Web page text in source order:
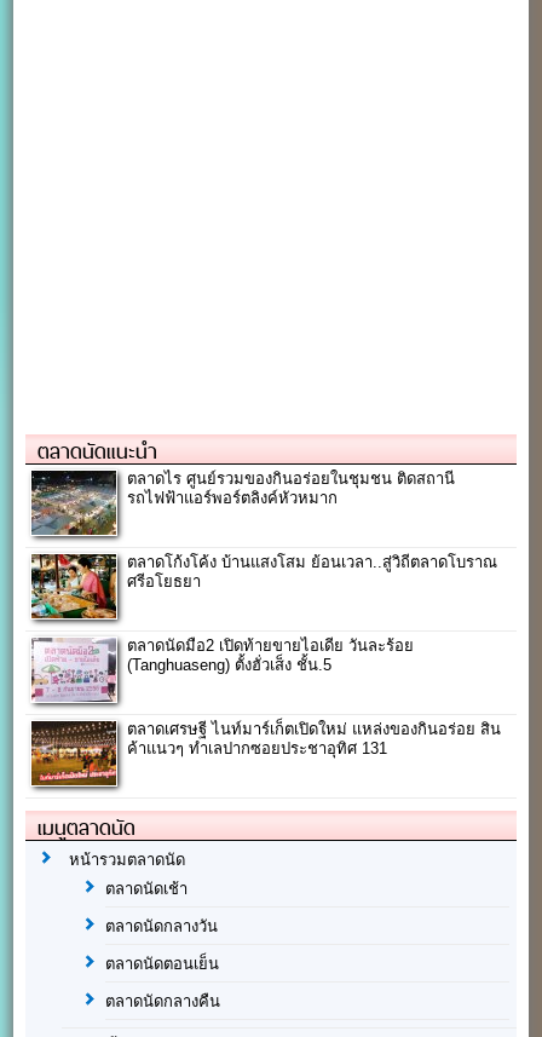
ตลาดนัดแนะนำ
ตลาดไร ศูนย์รวมของกินอร่อยในชุมชน ติดสถานี
รถไฟฟ้าแอร์พอร์ตลิงค์หัวหมาก
ตลาดโก้งโค้ง บ้านแสงโสม ย้อนเวลา..สู่วิถีตลาดโบราณ
ศรีอโยธยา
ตลาดนัดมือ2 เปิดท้ายขายไอเดีย วันละร้อย
(Tanghuaseng) ตั้งฮั่วเส็ง ชั้น.5
ตลาดเศรษฐี ไนท์มาร์เก็ตเปิดใหม่ แหล่งของกินอร่อย สิน
ค้าแนวๆ ทำเลปากซอยประชาอุทิศ 131
เมนูตลาดนัด
หน้ารวมตลาดนัด
ตลาดนัดเช้า
ตลาดนัดกลางวัน
ตลาดนัดตอนเย็น
ตลาดนัดกลางคืน